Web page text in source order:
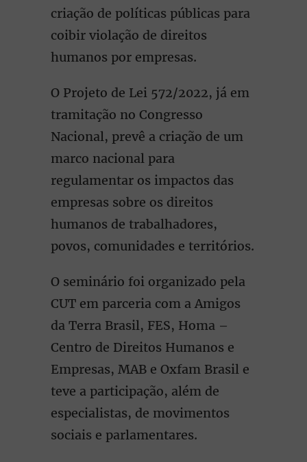
criação de políticas públicas para
coibir violação de direitos
humanos por empresas.
O Projeto de Lei 572/2022, já em
tramitação no Congresso
Nacional, prevê a criação de um
marco nacional para
regulamentar os impactos das
empresas sobre os direitos
humanos de trabalhadores,
povos, comunidades e territórios.
O seminário foi organizado pela
CUT em parceria com a Amigos
da Terra Brasil, FES, Homa –
Centro de Direitos Humanos e
Empresas, MAB e Oxfam Brasil e
teve a participação, além de
especialistas, de movimentos
sociais e parlamentares.